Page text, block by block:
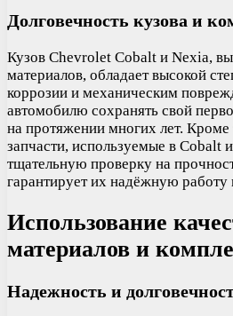
Долговечность кузова и
Кузов Chevrolet Cobalt и Nexia,
материалов, обладает высокой
коррозии и механическим
автомобилю сохранять свой
на протяжении многих лет.
запчасти, используемые в Cobalt
тщательную проверку на
гарантирует их надёжную
Использование
материалов и
Надежность и